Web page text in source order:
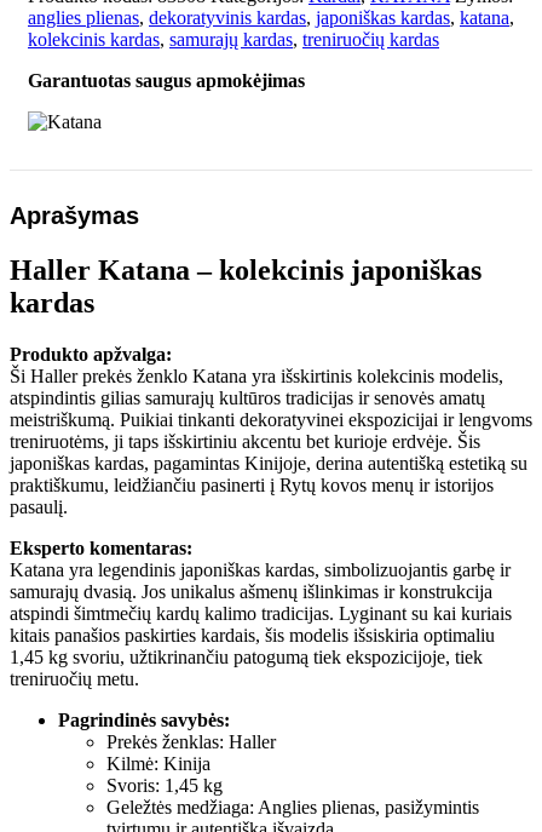
anglies plienas, dekoratyvinis kardas, japoniškas kardas, katana,
kolekcinis kardas, samurajų kardas, treniruočių kardas
Garantuotas saugus apmokėjimas
Aprašymas
Haller Katana – kolekcinis japoniškas
kardas
Produkto apžvalga:
Ši Haller prekės ženklo Katana yra išskirtinis kolekcinis modelis,
atspindintis gilias samurajų kultūros tradicijas ir senovės amatų
meistriškumą. Puikiai tinkanti dekoratyvinei ekspozicijai ir lengvoms
treniruotėms, ji taps išskirtiniu akcentu bet kurioje erdvėje. Šis
japoniškas kardas, pagamintas Kinijoje, derina autentišką estetiką su
praktiškumu, leidžiančiu pasinerti į Rytų kovos menų ir istorijos
pasaulį.
Eksperto komentaras:
Katana yra legendinis japoniškas kardas, simbolizuojantis garbę ir
samurajų dvasią. Jos unikalus ašmenų išlinkimas ir konstrukcija
atspindi šimtmečių kardų kalimo tradicijas. Lyginant su kai kuriais
kitais panašios paskirties kardais, šis modelis išsiskiria optimaliu
1,45 kg svoriu, užtikrinančiu patogumą tiek ekspozicijoje, tiek
treniruočių metu.
Pagrindinės savybės:
Prekės ženklas: Haller
Kilmė: Kinija
Svoris: 1,45 kg
Geležtės medžiaga: Anglies plienas, pasižymintis